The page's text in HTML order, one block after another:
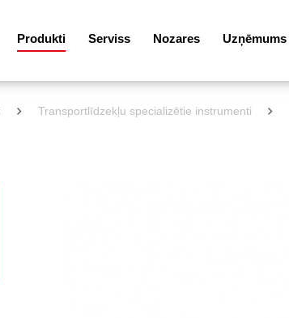
Produkti Serviss Nozares Uzņēmums
Transportlīdzekļu specializētie instrumenti